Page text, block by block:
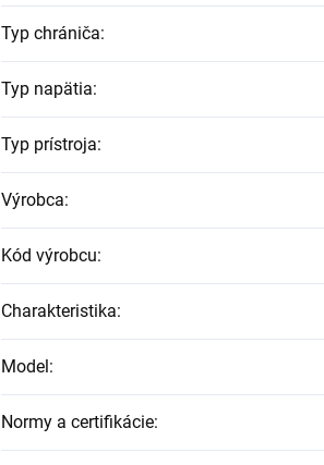
Typ chrániča:
Typ napätia:
Typ prístroja:
Výrobca:
Kód výrobcu:
Charakteristika:
Model:
Normy a certifikácie: